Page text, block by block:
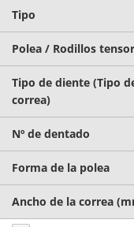
Tipo
Polea / Rodillos
Tipo de diente (Tipo
correa)
Nº de dentado
Forma de la polea
Ancho de la correa